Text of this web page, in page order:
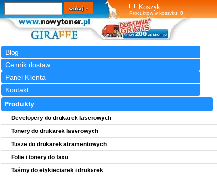
Koszyk
Produktów w koszyku: 0
Blog
Cennik dostaw
Panel Klienta
Kontakt
Wyszukiwarka
szukaj
Produkty
Developery do drukarek laserowych
Tonery do drukarek laserowych
Tusze do drukarek atramentowych
Folie i tonery do faxu
Taśmy do etykieciarek i drukarek